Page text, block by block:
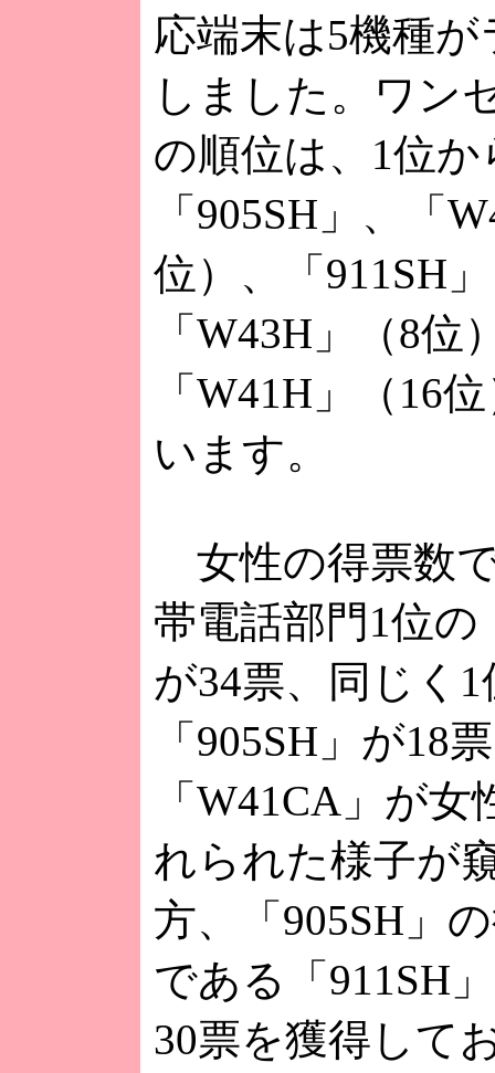
応端末は5機種
しました。ワン
の順位は、1位か
「905SH」、「
位）、「911SH
「W43H」（8位
「W41H」（16
います。
女性の得票数
帯電話部門1位の
が34票、同じく1
「905SH」が18
「W41CA」が
れられた様子が
方、「905SH」
である「911SH
30票を獲得して